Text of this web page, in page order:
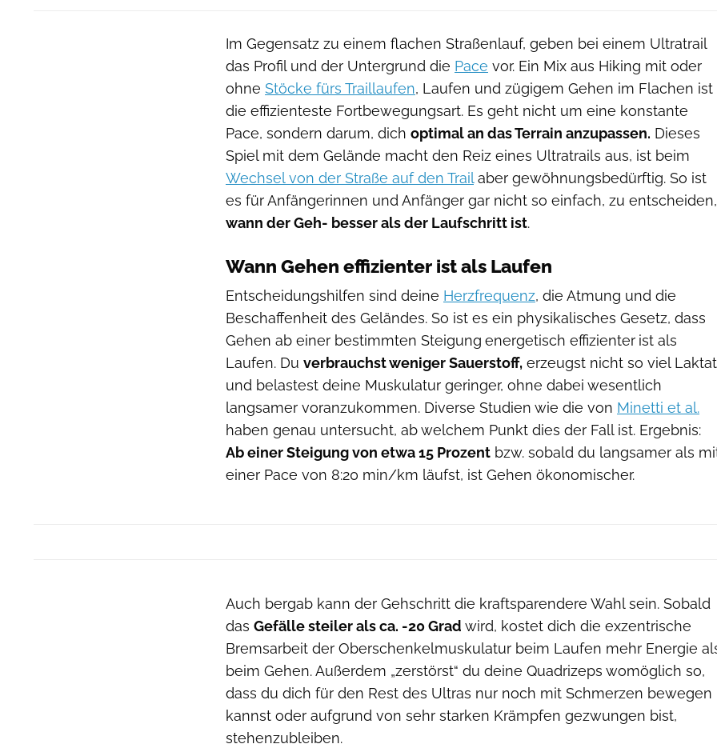
Im Gegensatz zu einem flachen Straßenlauf, geben bei einem Ultratrail
das Profil und der Untergrund die Pace vor. Ein Mix aus Hiking mit oder
ohne Stöcke fürs Traillaufen, Laufen und zügigem Gehen im Flachen ist
die effizienteste Fortbewegungsart. Es geht nicht um eine konstante
Pace, sondern darum, dich optimal an das Terrain anzupassen. Dieses
Spiel mit dem Gelände macht den Reiz eines Ultratrails aus, ist beim
Wechsel von der Straße auf den Trailaber gewöhnungsbedürftig. So ist
es für Anfängerinnen und Anfänger gar nicht so einfach, zu entscheiden,
wann der Geh- besser als der Laufschritt ist.
Wann Gehen effizienter ist als Laufen
Entscheidungshilfen sind deine Herzfrequenz, die Atmung und die
Beschaffenheit des Geländes. So ist es ein physikalisches Gesetz, dass
Gehen ab einer bestimmten Steigung energetisch effizienter ist als
Laufen. Du verbrauchst weniger Sauerstoff, erzeugst nicht so viel Laktat
und belastest deine Muskulatur geringer, ohne dabei wesentlich
langsamer voranzukommen. Diverse Studien wie die von Minetti et al.
haben genau untersucht, ab welchem Punkt dies der Fall ist. Ergebnis:
Ab einer Steigung von etwa 15 Prozent bzw. sobald du langsamer als
einer Pace von 8:20 min/km läufst, ist Gehen ökonomischer.
Auch bergab kann der Gehschritt die kraftsparendere Wahl sein. Sobald
das Gefälle steiler als ca. -20 Grad wird, kostet dich die exzentrische
Bremsarbeit der Oberschenkelmuskulatur beim Laufen mehr Energie
beim Gehen. Außerdem „zerstörst“ du deine Quadrizeps womöglich so,
dass du dich für den Rest des Ultras nur noch mit Schmerzen bewegen
kannst oder aufgrund von sehr starken Krämpfen gezwungen bist,
stehenzubleiben.